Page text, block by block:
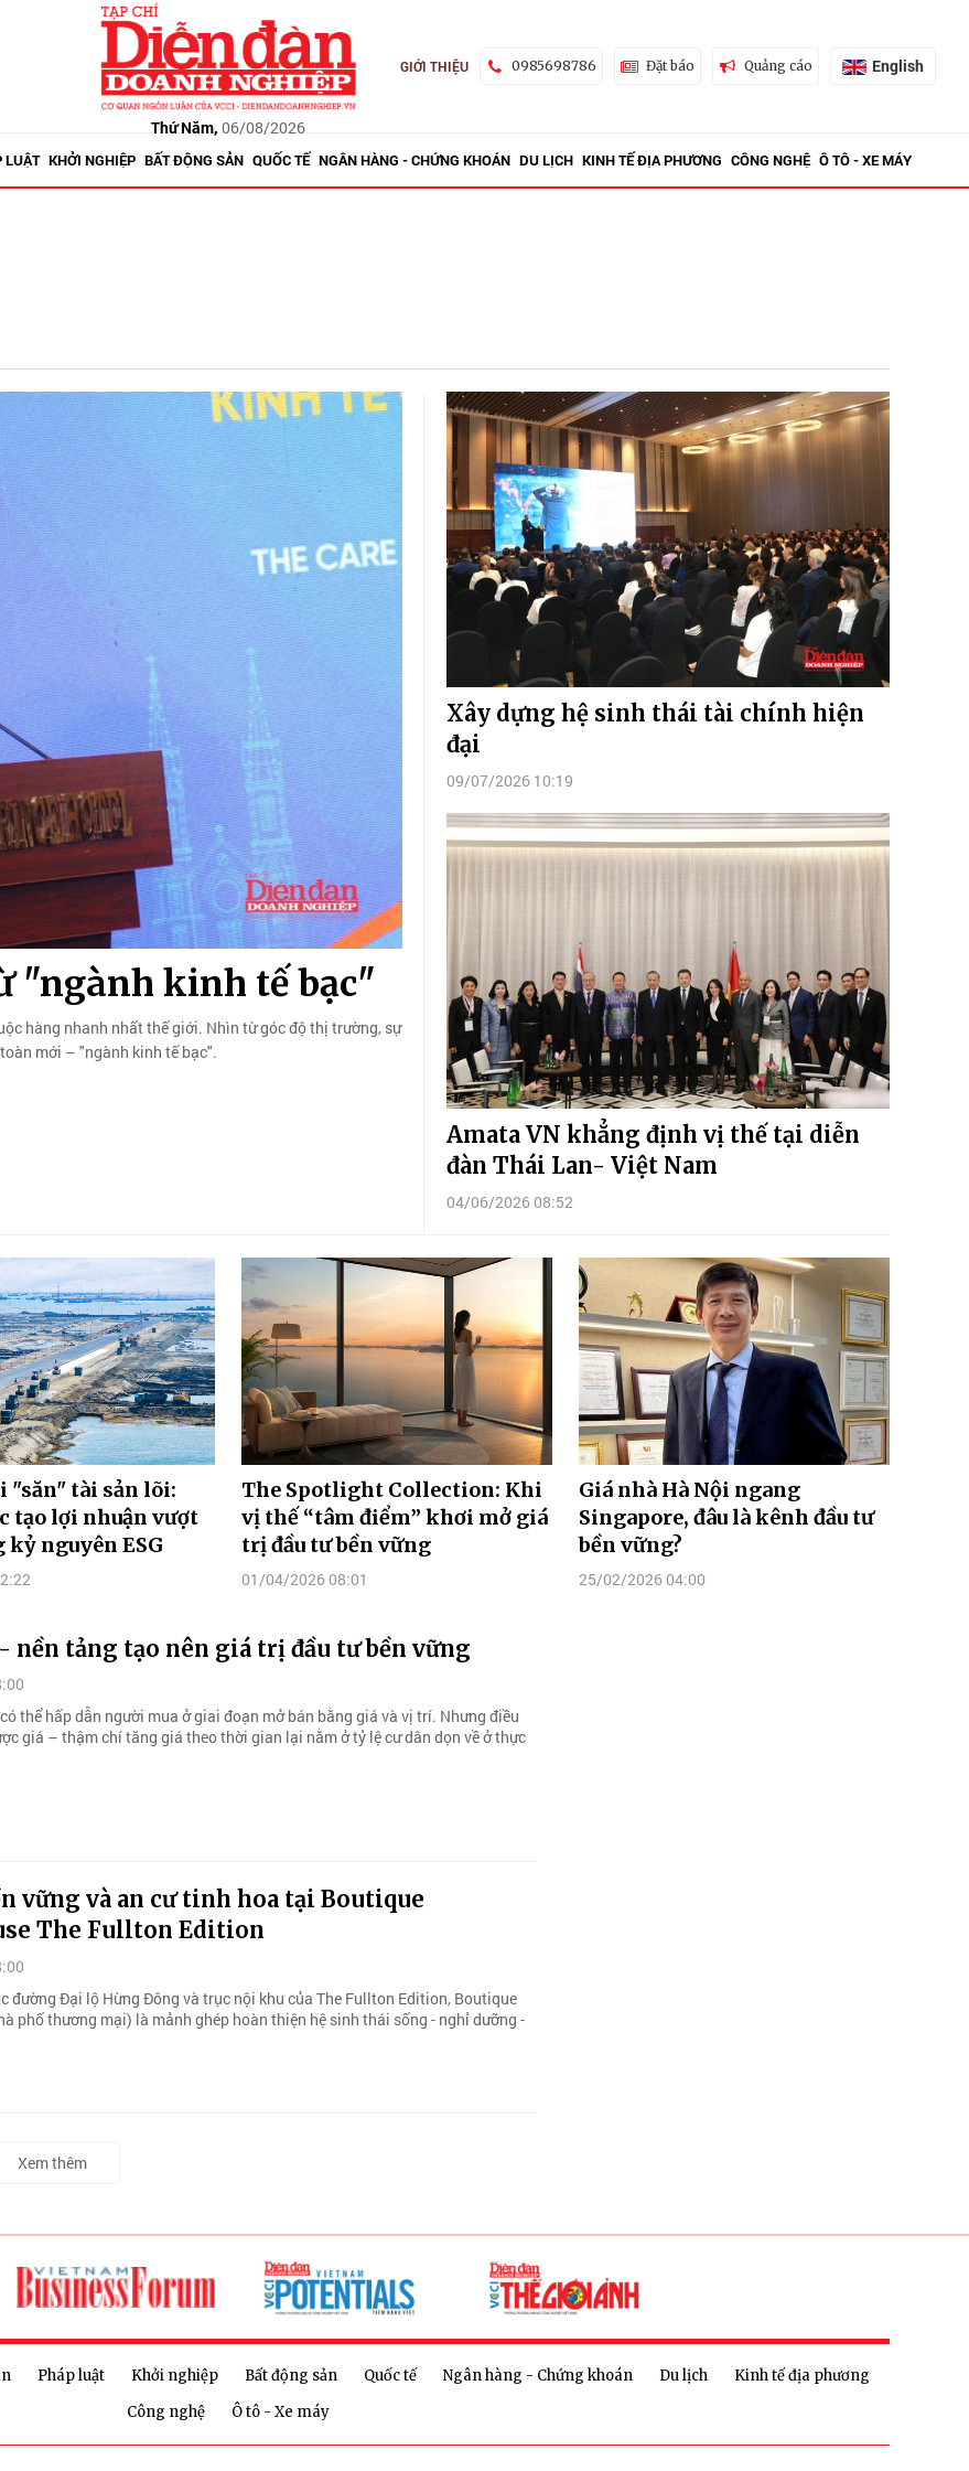
Thứ Năm, 06/08/2026
GIỚI THIỆU 0985698786 Đặt báo Quảng cáo English
LUẬT KHỞI NGHIỆP BẤT ĐỘNG SẢN QUỐC TẾ NGÂN HÀNG - CHỨNG KHOÁN DU LỊCH KINH TẾ ĐỊA PHƯƠNG CÔNG NGHỆ Ô TÔ - XE MÁY
"ngành kinh tế bạc"
hàng nhanh nhất thế giới. Nhìn từ góc độ thị trường, sự
mới – "ngành kinh tế bạc".
Xây dựng hệ sinh thái tài chính hiện
đại
09/07/2026 10:19
Amata VN khẳng định vị thế tại diễn
đàn Thái Lan- Việt Nam
04/06/2026 08:52
"săn" tài sản lõi:
tạo lợi nhuận vượt
nguyên ESG
The Spotlight Collection: Khi
vị thế “tâm điểm” khơi mở giá
trị đầu tư bền vững
01/04/2026 08:01
Giá nhà Hà Nội ngang
Singapore, đâu là kênh đầu tư
bền vững?
25/02/2026 04:00
nền tảng tạo nên giá trị đầu tư bền vững
thể hấp dẫn người mua ở giai đoạn mở bán bằng giá và vị trí. Nhưng điều
giá – thậm chí tăng giá theo thời gian lại nằm ở tỷ lệ cư dân dọn về ở thực
vững và an cư tinh hoa tại Boutique
The Fullton Edition
đường Đại lộ Hừng Đông và trục nội khu của The Fullton Edition, Boutique
phố thương mại) là mảnh ghép hoàn thiện hệ sinh thái sống - nghỉ dưỡng -
Xem thêm
Pháp luật Khởi nghiệp Bất động sản Quốc tế Ngân hàng - Chứng khoán Du lịch
Kinh tế địa phương
Công nghệ
Ô tô - Xe máy